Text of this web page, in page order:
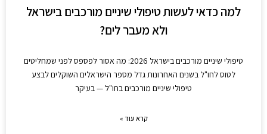
למה כדאי לעשות טיפולי שיניים מורכבים בישראל
ולא מעבר לים?
טיפולי שיניים מורכבים בישראל 2026: מה אסור לפספס לפני שמחליטים
לטוס לחו"ל בשנים האחרונות גדל מספר הישראלים השוקלים לבצע
טיפולי שיניים מורכבים בחו"ל — בעיקר
קרא עוד »